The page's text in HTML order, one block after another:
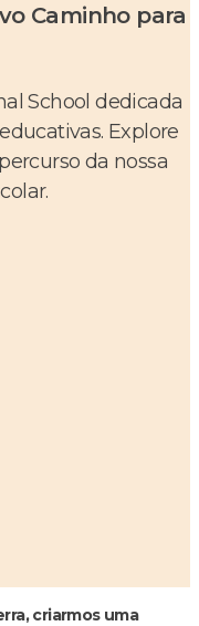
Caminho para
School dedicada
Explore
da nossa
criarmos uma